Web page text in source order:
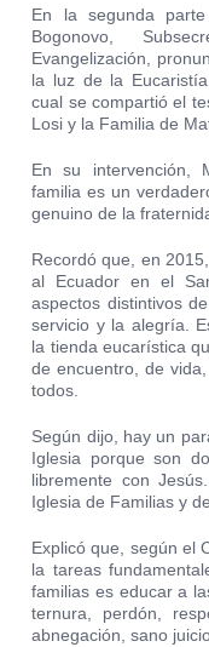
En la segunda
Bogonovo,
Evangelización,
la luz de la
cual se compartió el
Losi y la Familia de
En su intervención,
familia es un
genuino de la
Recordó que, en
al Ecuador en el
aspectos distintivos
servicio y la alegría.
la tienda eucarística
de encuentro, de
todos.
Según dijo, hay un
Iglesia porque son
libremente con
Iglesia de Familias y
Explicó que, según el
la tareas
familias es educar a
ternura, perdón,
abnegación, sano